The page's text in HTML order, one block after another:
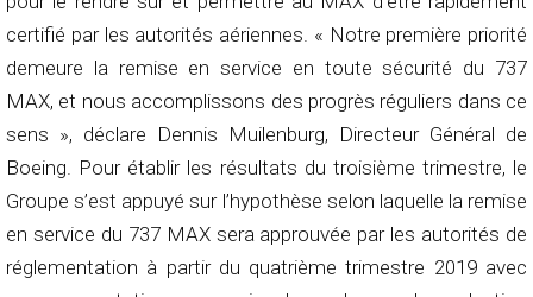
certifié par les autorités aériennes. « Notre première priorité
demeure la remise en service en toute sécurité du 737
MAX, et nous accomplissons des progrès réguliers dans ce
sens », déclare Dennis Muilenburg, Directeur Général de
Boeing. Pour établir les résultats du troisième trimestre, le
Groupe s’est appuyé sur l’hypothèse selon laquelle la remise
en service du 737 MAX sera approuvée par les autorités de
réglementation à partir du quatrième trimestre 2019 avec